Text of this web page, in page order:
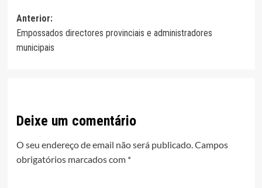
Navegação
de
artigos
Anterior:
Empossados directores provinciais e administradores
municipais
Deixe um comentário
O seu endereço de email não será publicado.Campos
obrigatórios marcados com *